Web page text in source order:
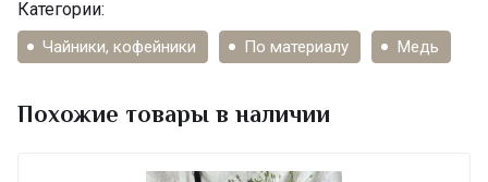
Категории:
Чайники, кофейники По материалу Медь
Похожие товары в наличии